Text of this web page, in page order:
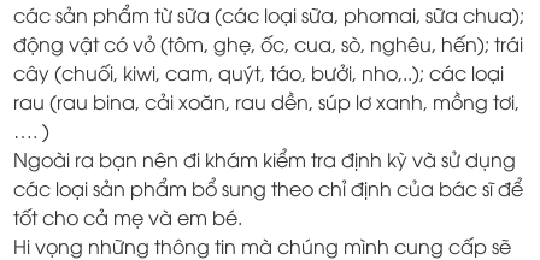
các sản phẩm từ sữa (các loại sữa, phomai, sữa chua);
động vật có vỏ (tôm, ghẹ, ốc, cua, sò, nghêu, hến); trái
cây (chuối, kiwi, cam, quýt, táo, bưởi, nho,..); các loại
rau (rau bina, cải xoăn, rau dền, súp lơ xanh, mồng tơi,
…. )
Ngoài ra bạn nên đi khám kiểm tra định kỳ và sử dụng
các loại sản phẩm bổ sung theo chỉ định của bác sĩ để
tốt cho cả mẹ và em bé.
Hi vọng những thông tin mà chúng mình cung cấp sẽ